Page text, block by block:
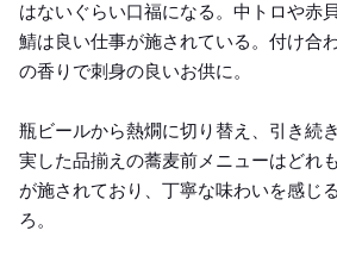
はないぐらい口福になる。中トロや赤
鯖は良い仕事が施されている。付け合
の香りで刺身の良いお供に。
瓶ビールから熱燗に切り替え、引き続
実した品揃えの蕎麦前メニューはどれ
が施されており、丁寧な味わいを感じ
ろ。